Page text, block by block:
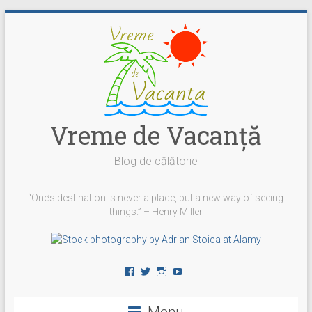
Vreme de Vacanţă
Blog de călătorie
“One’s destination is never a place, but a new way of seeing
things.” – Henry Miller
Vezi
pe
Vezi
pe
VeziYouTube